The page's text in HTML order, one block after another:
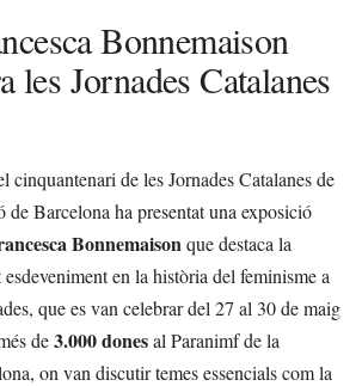
Bonnemaison
les Jornades Catalanes
cinquantenari de les Jornades Catalanes de
Barcelona ha presentat una exposició
Bonnemaisonque destaca la
en la història del feminisme a
que es van celebrar del 27 al 30 de maig
de3.000 donesal Paranimf de la
on van discutir temes essencials com la